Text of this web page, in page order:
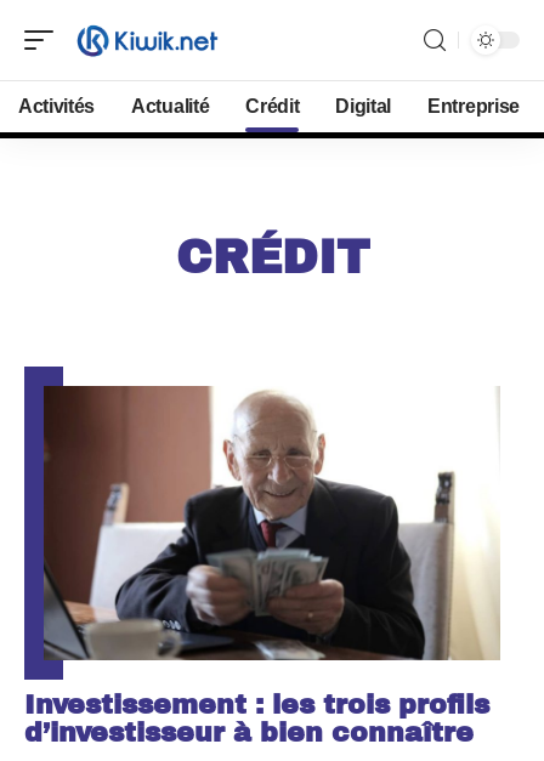
Activités Actualité Crédit Digital Entreprise
CRÉDIT
Investissement : les trois profils
d’investisseur à bien connaître